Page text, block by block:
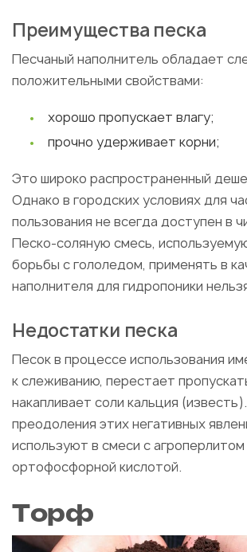
Преимущества песка
Песчаный наполнитель обладает
положительными свойствами:
хорошо пропускает влагу;
прочно удерживает корни;
Это широко распространенный
Однако в городских условиях для
пользования не всегда доступен в
Песко-соляную смесь,
борьбы с гололедом, применять в
наполнителя для гидропоники
Недостатки песка
Песок в процессе использования
к слеживанию, перестает
накапливает соли кальция
преодоления этих негативных
используют в смеси с
ортофосфорной кислотой.
Торф